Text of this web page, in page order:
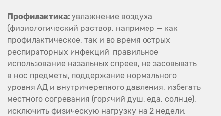
Профилактика: увлажнение воздуха
(физиологический раствор, например — как
профилактическое, так и во время острых
респираторных инфекций, правильное
использование назальных спреев, не засовывать
в нос предметы, поддержание нормального
уровня АД и внутричерепного давления, избегать
местного согревания (горячий душ, еда, солнце),
исключить физическую нагрузку на 2 недели.